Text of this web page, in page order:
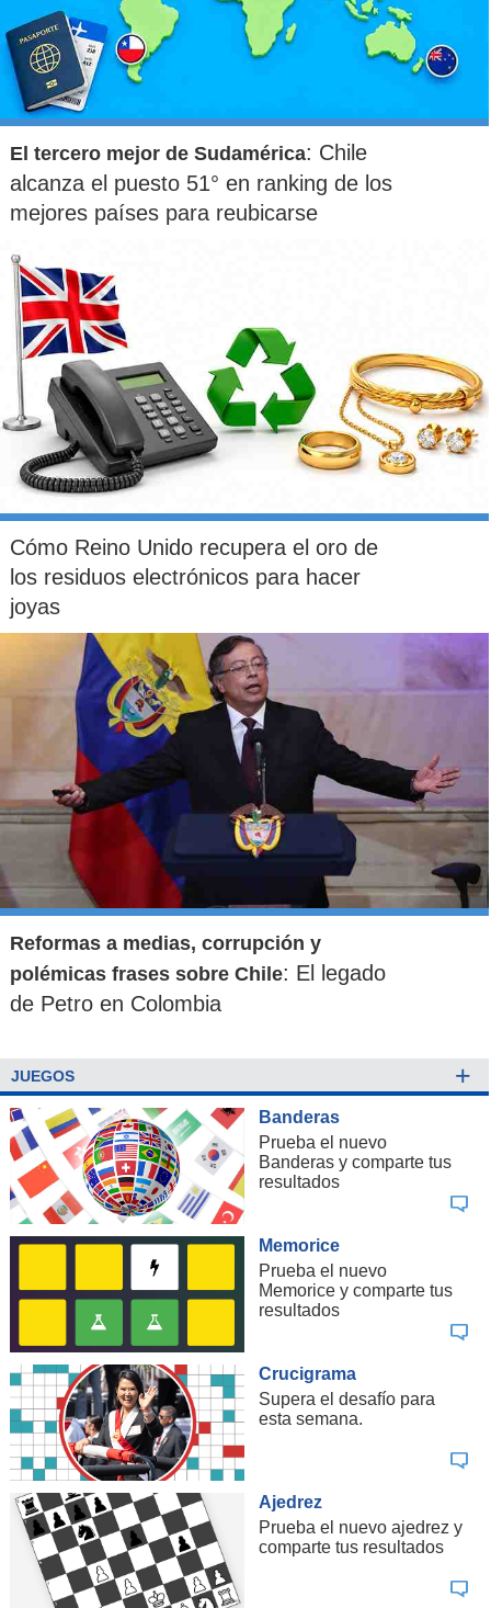
El tercero mejor de Sudamérica: Chile
alcanza el puesto 51° en ranking de los
mejores países para reubicarse
Cómo Reino Unido recupera el oro de
los residuos electrónicos para hacer
joyas
Reformas a medias, corrupción y
polémicas frases sobre Chile: El legado
de Petro en Colombia
JUEGOS +
Banderas
Prueba el nuevo
Banderas y comparte tus
resultados
Memorice
Prueba el nuevo
Memorice y comparte tus
resultados
Crucigrama
Supera el desafío para
esta semana.
Ajedrez
Prueba el nuevo ajedrez y
comparte tus resultados